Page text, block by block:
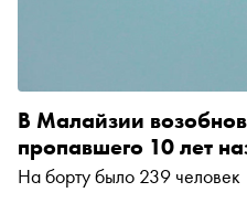
В Малайзии
пропавшего 10 лет
На борту было 239 человек